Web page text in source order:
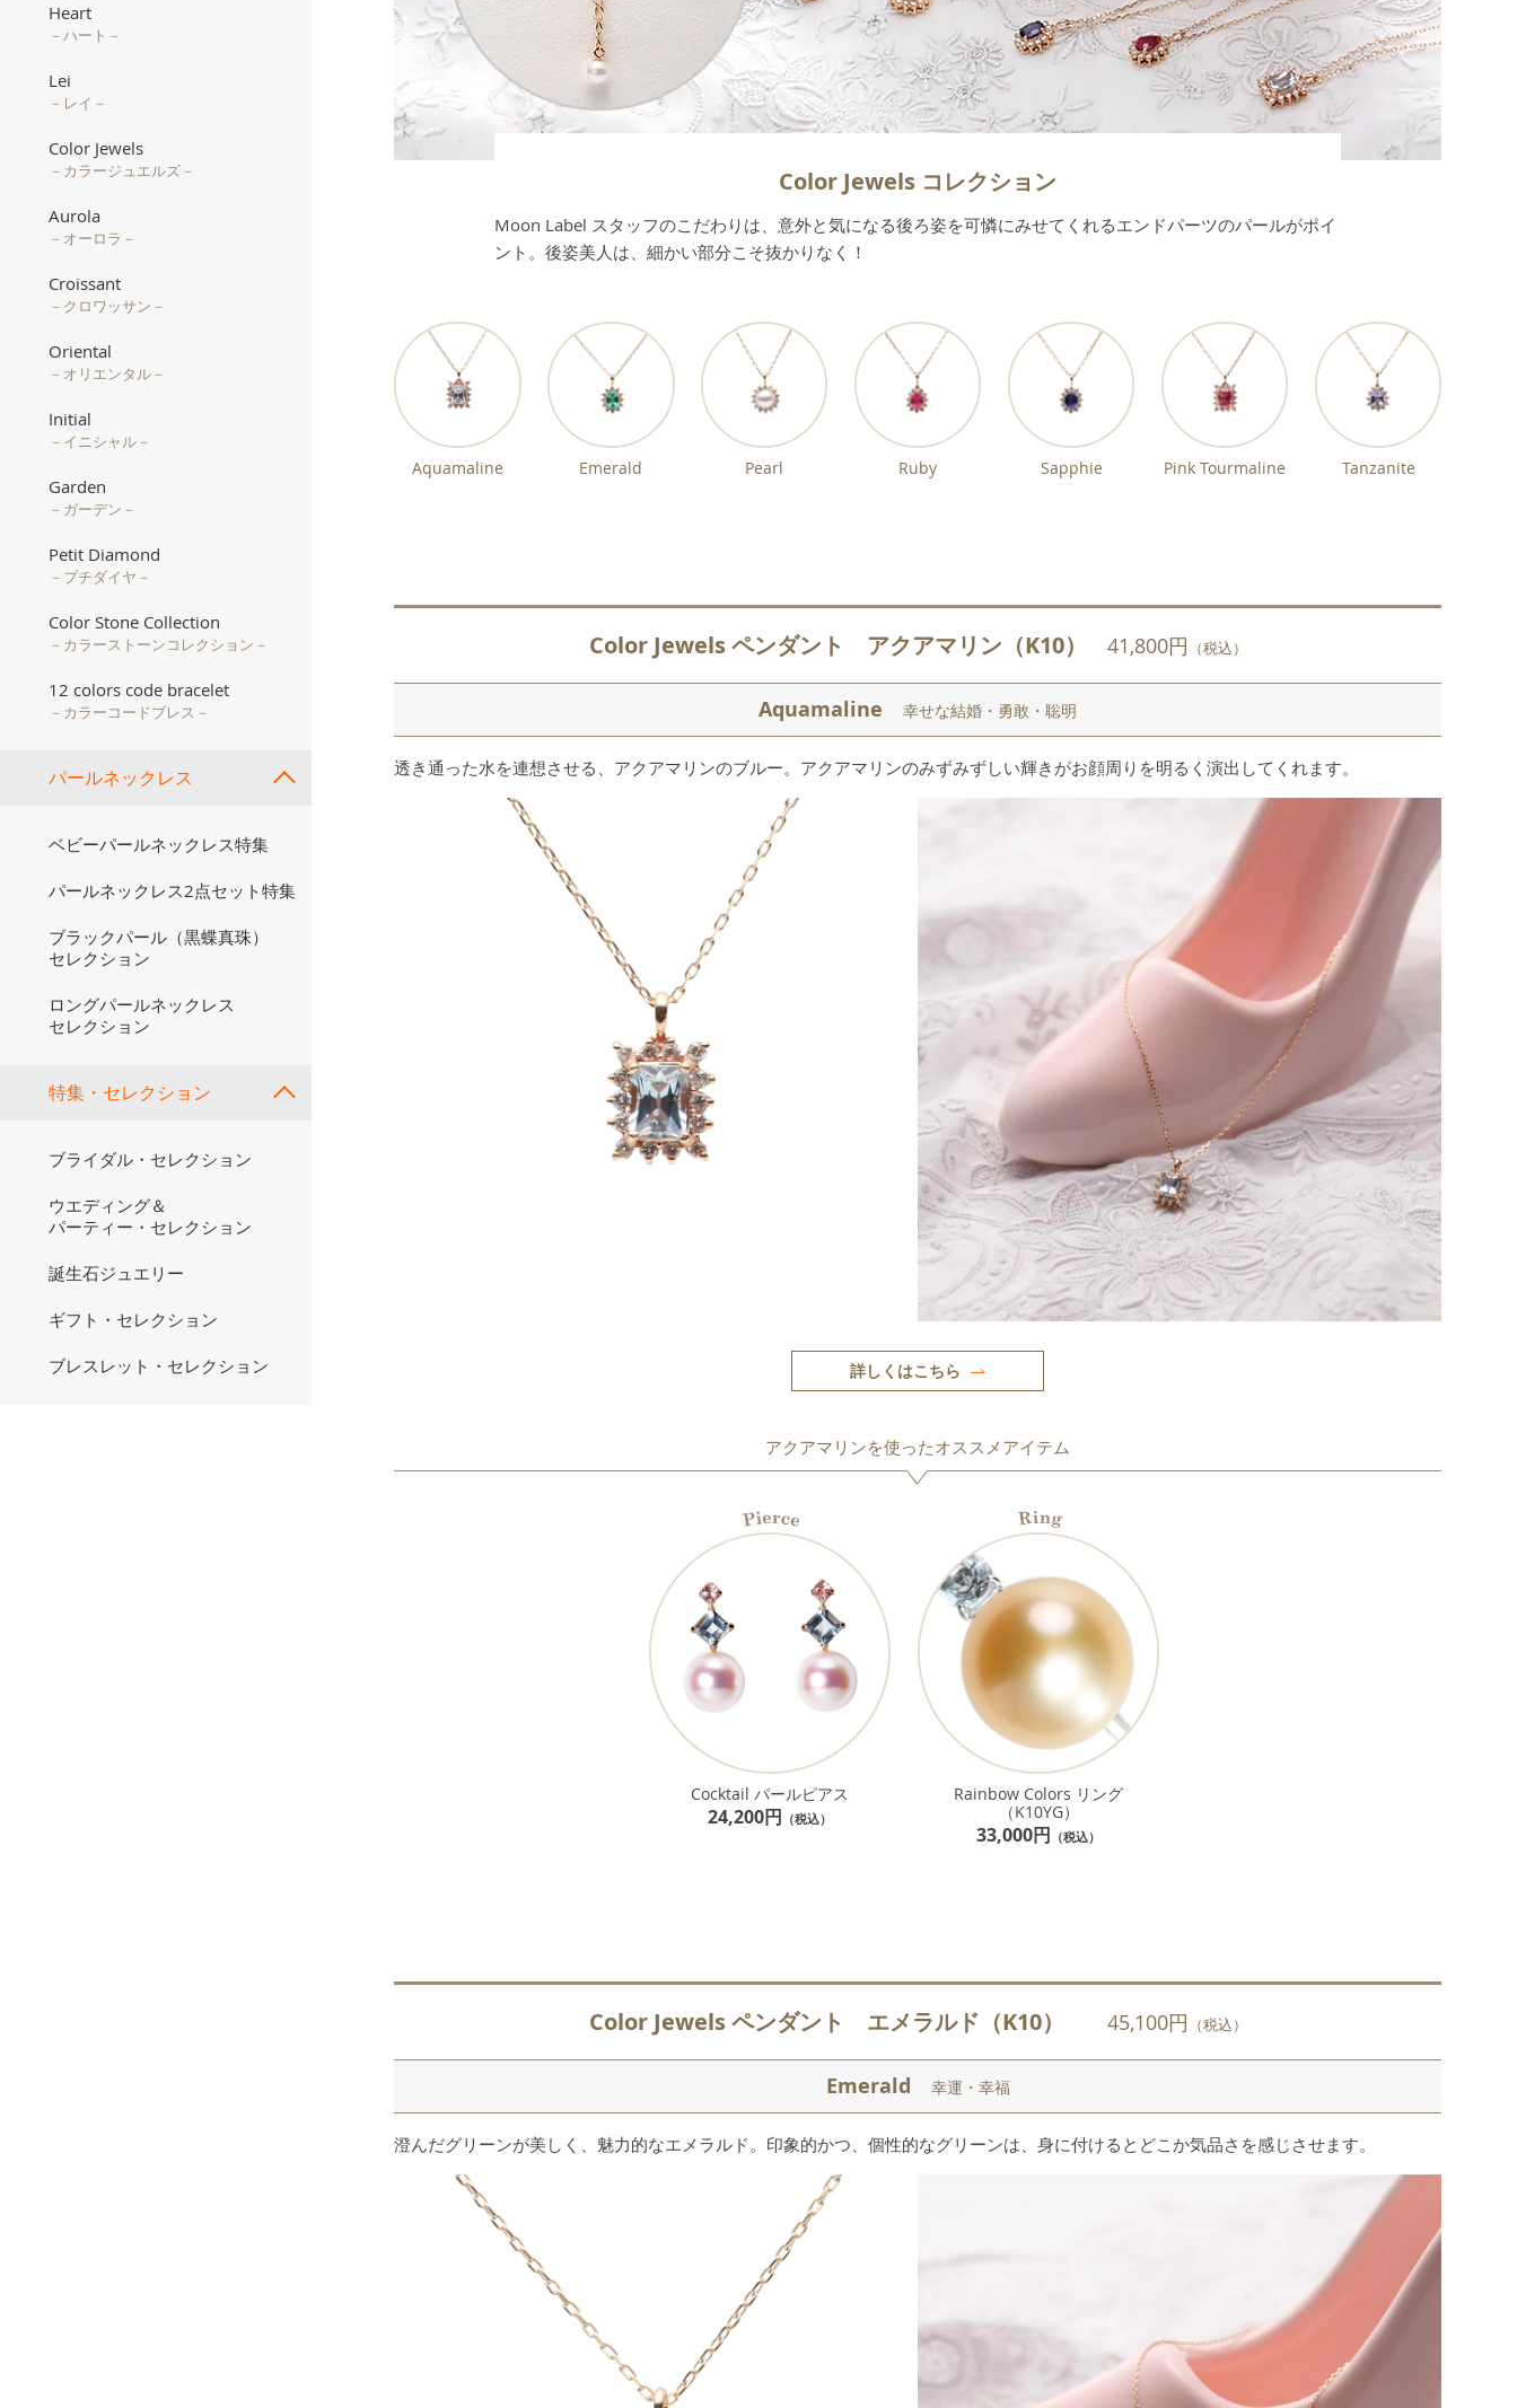
Color Jewels コレクション
Moon Label スタッフのこだわりは、意外と気になる後ろ姿を可憐にみせてくれるエンドパーツのパールがポイ
ント。後姿美人は、細かい部分こそ抜かりなく！
Aquamaline Emerald Pearl Ruby Sapphie Pink Tourmaline Tanzanite
Color Jewels ペンダント アクアマリン（K10） 41,800円 （税込）
Aquamaline 幸せな結婚・勇敢・聡明
透き通った水を連想させる、アクアマリンのブルー。アクアマリンのみずみずしい輝きがお顔周りを明るく演出してくれます。
詳しくはこちら
アクアマリンを使ったオススメアイテム
Cocktail パールピアス
24,200円 （税込）
Rainbow Colors リング
（K10YG）
33,000円 （税込）
Color Jewels ペンダント エメラルド（K10） 45,100円 （税込）
Emerald 幸運・幸福
澄んだグリーンが美しく、魅力的なエメラルド。印象的かつ、個性的なグリーンは、身に付けるとどこか気品さを感じさせます。
Heart
－ハート－
Lei
－レイ－
Color Jewels
－カラージュエルズ－
Aurola
－オーロラ－
Croissant
－クロワッサン－
Oriental
－オリエンタル－
Initial
－イニシャル－
Garden
－ガーデン－
Petit Diamond
－プチダイヤ－
Color Stone Collection
－カラーストーンコレクション－
12 colors code bracelet
－カラーコードブレス－
パールネックレス
ベビーパールネックレス特集
パールネックレス2点セット特集
ブラックパール（黒蝶真珠）
セレクション
ロングパールネックレス
セレクション
特集・セレクション
ブライダル・セレクション
ウエディング＆
パーティー・セレクション
誕生石ジュエリー
ギフト・セレクション
ブレスレット・セレクション